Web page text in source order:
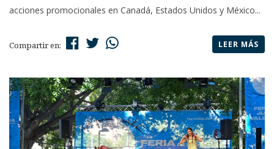
acciones promocionales en Canadá, Estados Unidos y México...
Compartir en: LEER MÁS